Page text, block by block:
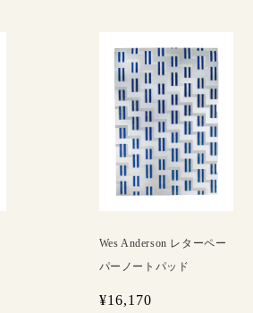
Wes Anderson レターペー
パーノートパッド
¥16,170